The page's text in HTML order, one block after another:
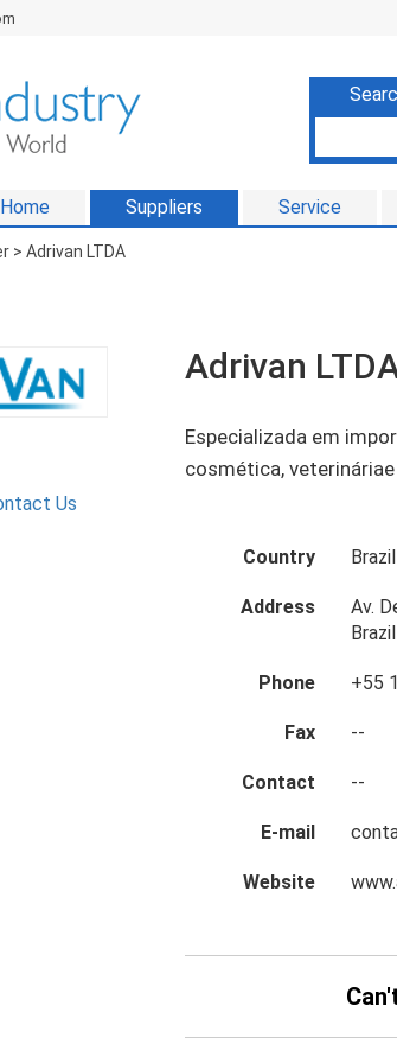
Home Suppliers Service
> Adrivan LTDA
Us
Adrivan
Especializada em
cosmética,
Country Brazil
Address
Av.
Brazil
Phone +55
Fax --
Contact --
E-mail
Website